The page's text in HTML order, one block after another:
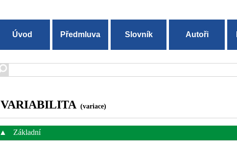
Úvod Předmluva Slovník Autoři
VARIABILITA (variace)
▲ Základní